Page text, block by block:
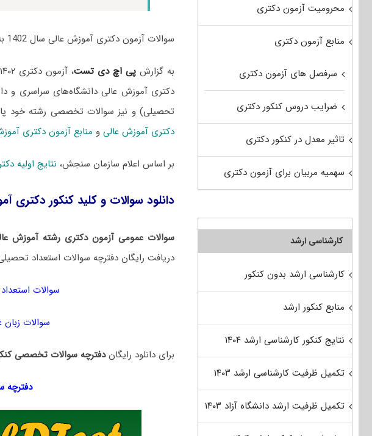
سوالات آزمون دکتری آموزش عالی سال 1402 به همراه پاسخنامه کلیدی از سوی سازمان سنجش منتشر شد.
به گزارشپی اچ دی تست
دکتری آموزش عالی دانشگاه‌های سراسری و
تحصیلی) و نیز سوالات تخصصی رشته خود
دکتری آموزش عالیو منابع آزمون دکتری
بر اساس اعلام سازمان سنجش، نتایج اولیه
دانلود سوالات و کلید کنکور دکتری
سوالات عمومی آزمون دکتری رشته آموزش
دریافت رایگان دفترچه سوالات استعداد
سوالات استعداد
سوالات زبان
برای دانلود رایگاندفترچه سوالات تخصصی کنکور دکتری
دفترچه
محرومیت آزمون دکتری
منابع آزمون دکتری
سرفصل های آزمون دکتری
ضرایب دروس کنکور دکتری
تاثیر معدل در کنکور دکتری
سهمیه مربیان برای آزمون دکتری
کارشناسی ارشد
کارشناسی ارشد بدون کنکور
منابع کنکور ارشد
نتایج کنکور کارشناسی ارشد ۱۴۰۴
تکمیل ظرفیت کارشناسی ارشد ۱۴۰۳
تکمیل ظرفیت ارشد دانشگاه آزاد ۱۴۰۳